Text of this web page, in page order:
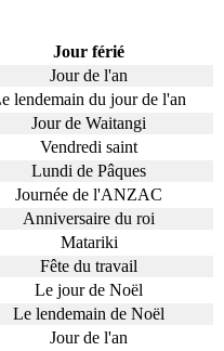
Jour férié
Jour de l'an
lendemain du jour de l'an
Jour de Waitangi
Vendredi saint
Lundi de Pâques
Journée de l'ANZAC
Anniversaire du roi
Matariki
Fête du travail
Le jour de Noël
Le lendemain de Noël
Jour de l'an